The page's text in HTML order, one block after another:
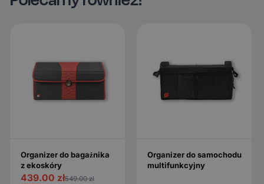
Organizer do bagażnika
z ekoskóry
439.00 zł549.00zł
Organizer do samochodu
multifunkcyjny